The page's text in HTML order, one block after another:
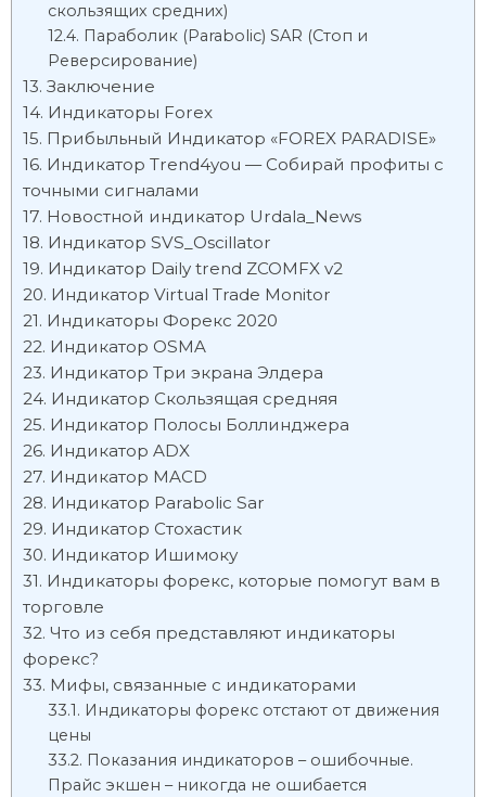
скользящих средних)
Параболик (Parabolic) SAR (Стоп и
Реверсирование)
Заключение
Индикаторы Forex
Прибыльный Индикатор «FOREX PARADISE»
Индикатор Trend4you — Собирай профиты с
точными сигналами
Новостной индикатор Urdala_News
Индикатор SVS_Oscillator
Индикатор Daily trend ZCOMFX v2
Индикатор Virtual Trade Monitor
Индикаторы Форекс 2020
Индикатор OSMA
Индикатор Три экрана Элдера
Индикатор Скользящая средняя
Индикатор Полосы Боллинджера
Индикатор ADX
Индикатор MACD
Индикатор Parabolic Sar
Индикатор Стохастик
Индикатор Ишимоку
Индикаторы форекс, которые помогут вам в
торговле
Что из себя представляют индикаторы
форекс?
Мифы, связанные с индикаторами
Индикаторы форекс отстают от движения
цены
Показания индикаторов – ошибочные.
Прайс экшен – никогда не ошибается